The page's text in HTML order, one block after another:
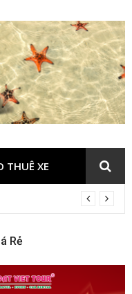
THUÊ XE
Rẻ